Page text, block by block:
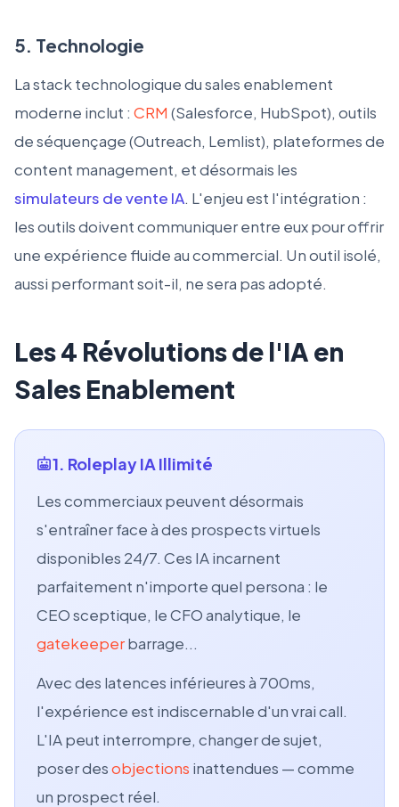
5. Technologie
La stack technologique du sales enablement
moderne inclut : CRM (Salesforce, HubSpot), outils
de séquençage (Outreach, Lemlist), plateformes de
content management, et désormais les
simulateurs de vente IA. L'enjeu est l'intégration :
les outils doivent communiquer entre eux pour offrir
une expérience fluide au commercial. Un outil isolé,
aussi performant soit-il, ne sera pas adopté.
Les 4 Révolutions de l'IA en
Sales Enablement
1. Roleplay IA Illimité
Les commerciaux peuvent désormais
s'entraîner face à des prospects virtuels
disponibles 24/7. Ces IA incarnent
parfaitement n'importe quel persona : le
CEO sceptique, le CFO analytique, le
gatekeeperbarrage...
Avec des latences inférieures à 700ms,
l'expérience est indiscernable d'un vrai call.
L'IA peut interrompre, changer de sujet,
poser desobjections inattendues — comme
un prospect réel.